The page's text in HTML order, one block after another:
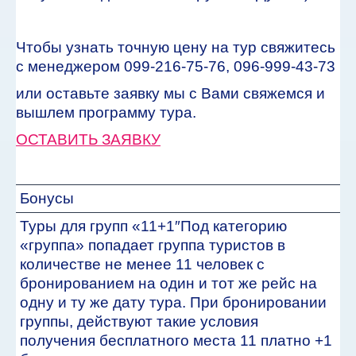
Чтобы узнать точную цену на тур свяжитесь
с менеджером 099-216-75-76, 096-999-43-73
или оставьте заявку мы с Вами свяжемся и
вышлем программу тура.
ОСТАВИТЬ ЗАЯВКУ
Бонусы
Туры для групп «11+1″Под категорию
«группа» попадает группа туристов в
количестве не менее 11 человек с
бронированием на один и тот же рейс на
одну и ту же дату тура. При бронировании
группы, действуют такие условия
получения бесплатного места 11 платно +1